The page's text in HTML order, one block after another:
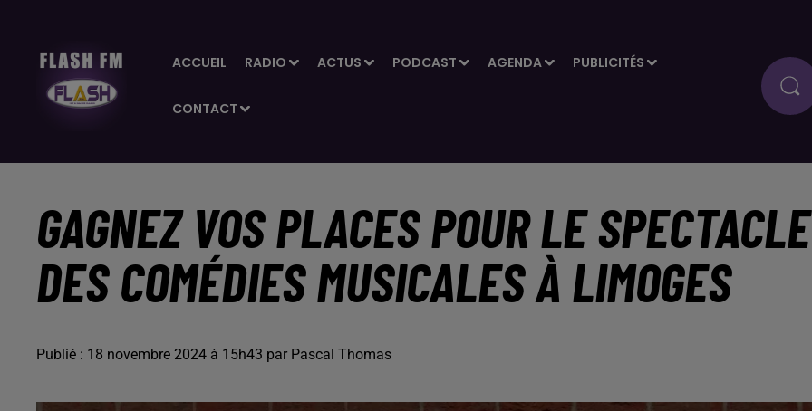
ACCUEIL RADIO ACTUS PODCAST AGENDA PUBLICITÉS
CONTACT
GAGNEZ VOS PLACES POUR LE SPECTACLE
DES COMÉDIES MUSICALES À LIMOGES
Publié : 18 novembre 2024 à 15h43 par Pascal Thomas